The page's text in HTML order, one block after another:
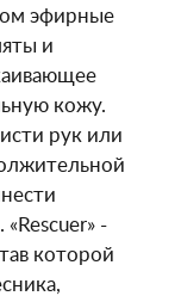
эфирные
и
кожу.
рук или
-
которой